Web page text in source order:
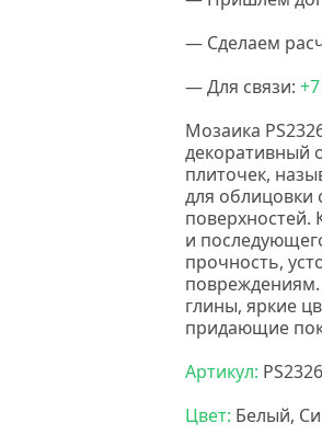
— Сделаем
— Для связи: +7
Мозаика
декоративный
плиточек,
для облицовки
поверхностей.
и
прочность,
повреждениям.
глины, яркие
придающие
Артикул:
Цвет: Белый,